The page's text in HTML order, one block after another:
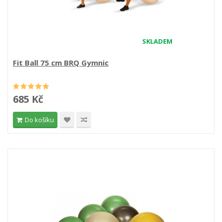
SKLADEM
Fit Ball 75 cm BRQ Gymnic
685 Kč
Do košíku